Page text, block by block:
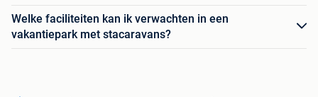
Welke faciliteiten kan ik verwachten in een
vakantiepark met stacaravans?